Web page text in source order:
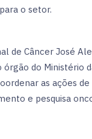
o setor.
de Câncer José
órgão do Ministério
as ações de
e pesquisa